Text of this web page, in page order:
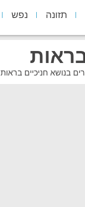
תזונה נפש
בנושא חניכיים בראות